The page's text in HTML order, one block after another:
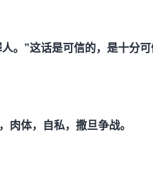
。”这话是可信的，是十分
肉体，自私，撒旦争战。